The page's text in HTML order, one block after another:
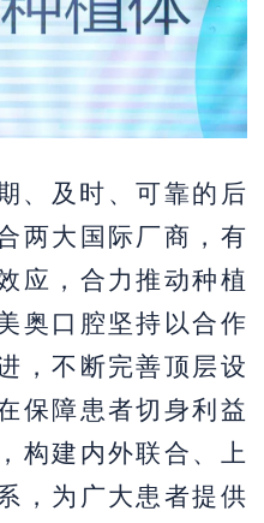
及时、可靠的后
两大国际厂商，有
应，合力推动种植
奥口腔坚持以合作
，不断完善顶层设
保障患者切身利益
构建内外联合、上
，为广大患者提供